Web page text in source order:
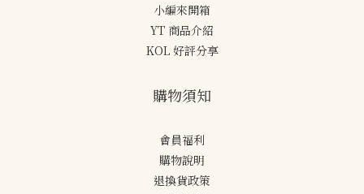
小編來開箱
YT 商品介紹
KOL 好評分享
購物須知
會員福利
購物說明
退換貨政策